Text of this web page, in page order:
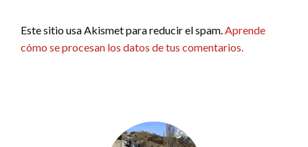
Este sitio usa Akismet para reducir el spam.Aprende
cómo se procesan los datos de tus comentarios.